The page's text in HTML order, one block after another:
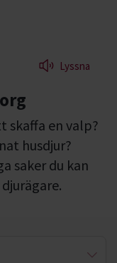
Lyssna
skaffa en valp?
husdjur?
saker du kan